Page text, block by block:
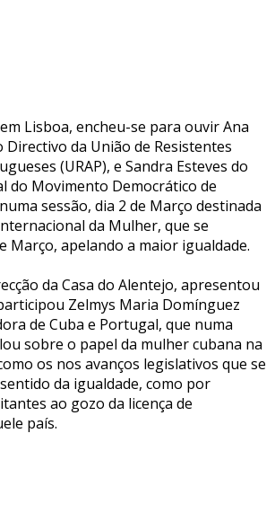
Lisboa, encheu-se para ouvir Ana
Directivo da União de Resistentes
(URAP), e Sandra Esteves do
do Movimento Democrático de
sessão, dia 2 de Março destinada
da Mulher, que se
Março, apelando a maior igualdade.
da Casa do Alentejo, apresentou
Zelmys Maria Domínguez
de Cuba e Portugal, que numa
sobre o papel da mulher cubana na
os nos avanços legislativos que se
da igualdade, como por
ao gozo da licença de
país.